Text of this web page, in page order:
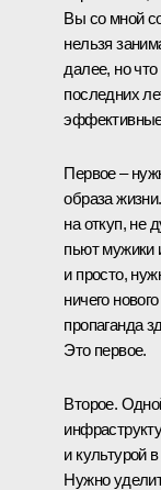
Вы со мной
нельзя
далее, но
последних
Первое –
образа
на откуп, не
пьют мужики
и просто,
ничего
пропаганда
Это первое.
Второе.
и культурой
Нужно